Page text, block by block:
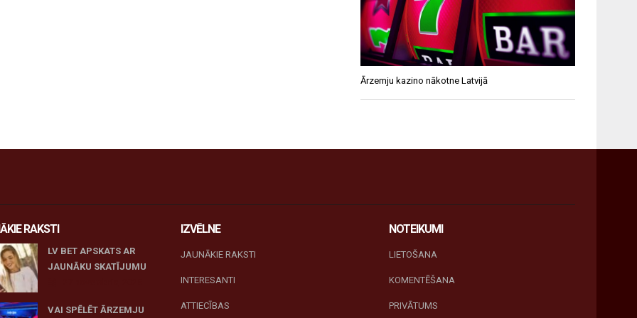
Ārzemju kazino nākotne Latvijā
RAKSTI
LV BET APSKATS AR
JAUNĀKU SKATĪJUMU
VAI SPĒLĒT ĀRZEMJU
IZVĒLNE
JAUNĀKIE RAKSTI
INTERESANTI
ATTIECĪBAS
NOTEIKUMI
LIETOŠANA
KOMENTĒŠANA
PRIVĀTUMS